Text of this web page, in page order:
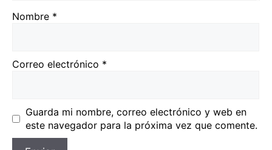
Nombre *
Correo electrónico *
Guarda mi nombre, correo electrónico y web en
este navegador para la próxima vez que comente.